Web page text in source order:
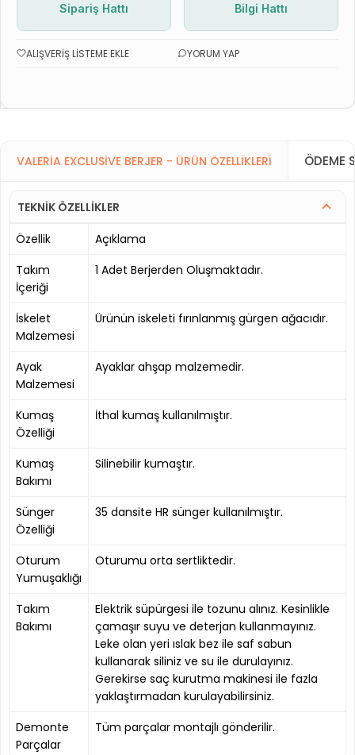
Sipariş Hattı
Bilgi Hattı
ALIŞVERIŞ LISTEME EKLE YORUM YAP
VALERIA EXCLUSIVE BERJER - ÜRÜN ÖZELLIKLERI ÖDEME
TEKNİK ÖZELLİKLER
Özellik
Açıklama
Takım
İçeriği
1 Adet Berjerden Oluşmaktadır.
İskelet
Malzemesi
Ürünün iskeleti fırınlanmış gürgen ağacıdır.
Ayak
Malzemesi
Ayaklar ahşap malzemedir.
Kumaş
Özelliği
İthal kumaş kullanılmıştır.
Kumaş
Bakımı
Silinebilir kumaştır.
Sünger
Özelliği
35 dansite HR sünger kullanılmıştır.
Oturum
Yumuşaklığı
Oturumu orta sertliktedir.
Takım
Bakımı
Elektrik süpürgesi ile tozunu alınız. Kesinlikle
çamaşır suyu ve deterjan kullanmayınız.
Leke olan yeri ıslak bez ile saf sabun
kullanarak siliniz ve su ile durulayınız.
Gerekirse saç kurutma makinesi ile fazla
yaklaştırmadan kurulayabilirsiniz.
Demonte
Parçalar
Tüm parçalar montajlı gönderilir.